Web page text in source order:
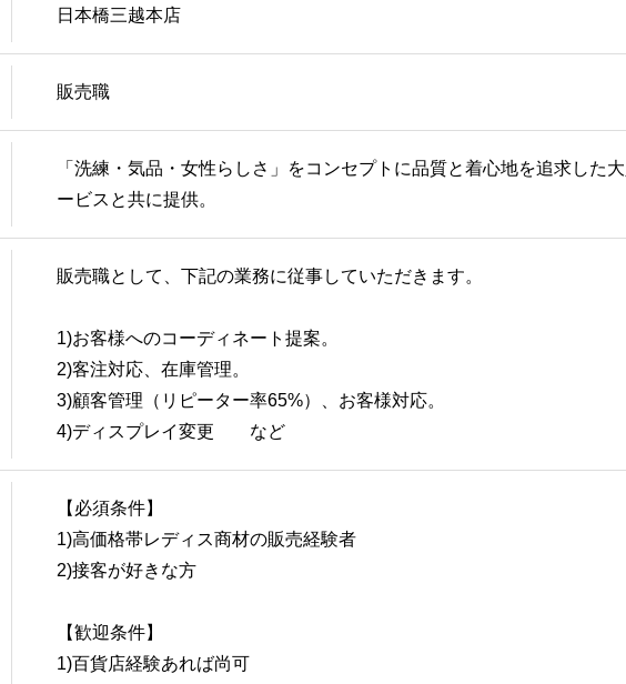
日本橋三越本店
販売職
「洗練・気品・女性らしさ」をコンセプトに品質と着心地を追求した
ービスと共に提供。
販売職として、下記の業務に従事していただきます。
1)お客様へのコーディネート提案。
2)客注対応、在庫管理。
3)顧客管理（リピーター率65%）、お客様対応。
4)ディスプレイ変更 など
【必須条件】
1)高価格帯レディス商材の販売経験者
2)接客が好きな方
【歓迎条件】
1)百貨店経験あれば尚可